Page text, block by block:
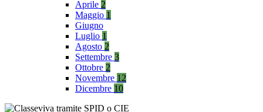
Aprile 2
Maggio 1
Giugno
Luglio 1
Agosto 2
Settembre 3
Ottobre 2
Novembre 12
Dicembre 10